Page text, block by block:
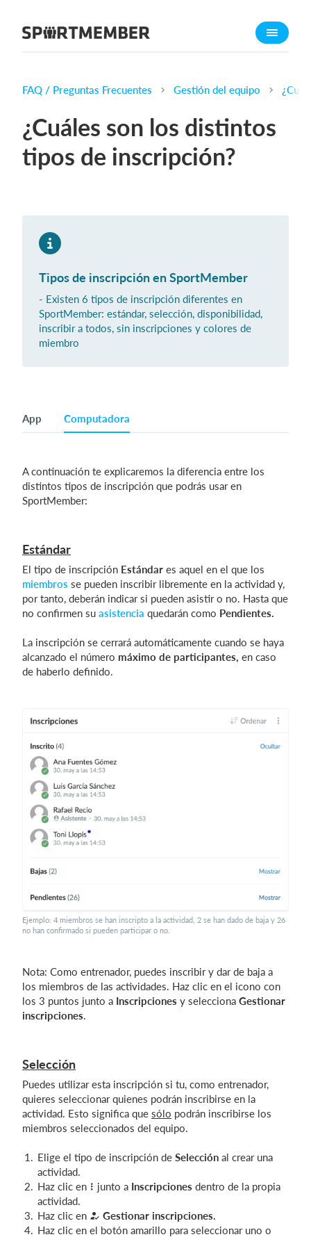
Acerca de SportMember
Funciones
Calendario
¿Cuanto cuesta?
Español
FAQ / Preguntas Frecuentes Gestión del equipo
¿Cuáles son los distintos
tipos de inscripción?
Tipos de inscripción en SportMember
- Existen 6 tipos de inscripción diferentes en
SportMember: estándar, selección, disponibilidad,
inscribir a todos, sin inscripciones y colores de
miembro
App Computadora
A continuación te explicaremos la diferencia entre los
distintos tipos de inscripción que podrás usar en
SportMember:
Estándar
El tipo de inscripción Estándar es aquel en el que los
miembros se pueden inscribir libremente en la actividad y,
por tanto, deberán indicar si pueden asistir o no. Hasta que
no confirmen su asistencia quedarán como Pendientes.
La inscripción se cerrará automáticamente cuando se haya
alcanzado el número máximo de participantes, en caso
de haberlo definido.
Ejemplo: 4 miembros se han inscripto a la actividad, 2 se han dado de baja y 26
no han confirmado si pueden participar o no.
Nota: Como entrenador, puedes inscribir y dar de baja a
los miembros de las actividades. Haz clic en el icono con
los 3 puntos junto a Inscripciones y selecciona Gestionar
inscripciones.
Selección
Puedes utilizar esta inscripción si tu, como entrenador,
quieres seleccionar quienes podrán inscribirse en la
actividad. Esto significa que sólo podrán inscribirse los
miembros seleccionados del equipo.
Elige el tipo de inscripción de Selección al crear una
actividad.
Haz clic en
junto a Inscripciones dentro de la propia
actividad.
Haz clic en
Gestionar inscripciones.
Haz clic en el botón amarillo para seleccionar uno o